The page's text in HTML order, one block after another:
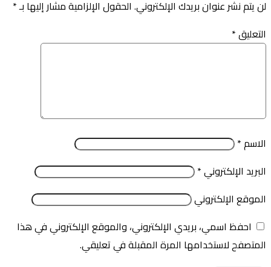
لن يتم نشر عنوان بريدك الإلكتروني. الحقول الإلزامية مشار إليها بـ*
التعليق*
الاسم*
البريد الإلكتروني*
الموقع الإلكتروني
احفظ اسمي، بريدي الإلكتروني، والموقع الإلكتروني في هذا
المتصفح لاستخدامها المرة المقبلة في تعليقي.